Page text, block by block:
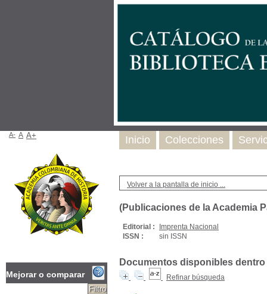
Volver a la pantalla de inicio ...
(Publicaciones de la Academia
Editorial :
Imprenta Nacional
ISSN :
sin ISSN
Documentos disponibles
Refinar búsqueda
Inicio Colecciones
A- A A+
Mejorar o comparar